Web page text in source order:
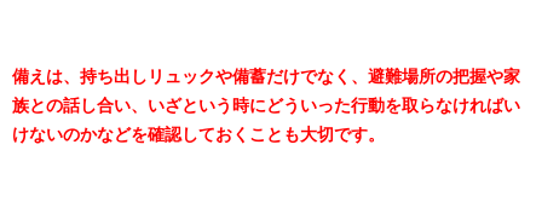
備えは、持ち出しリュックや備蓄だけでなく、避難場所の把握や家
族との話し合い、いざという時にどういった行動を取らなければい
けないのかなどを確認しておくことも大切です。